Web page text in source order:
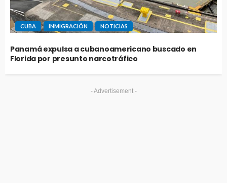
CUBA INMIGRACIÓN NOTICIAS
Panamá expulsa a cubanoamericano buscado en
Florida por presunto narcotráfico
- Advertisement -